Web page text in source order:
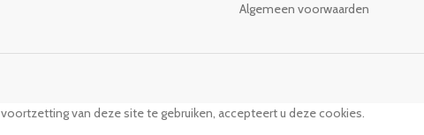
Algemeen voorwaarden
van deze site te gebruiken, accepteert u deze cookies.